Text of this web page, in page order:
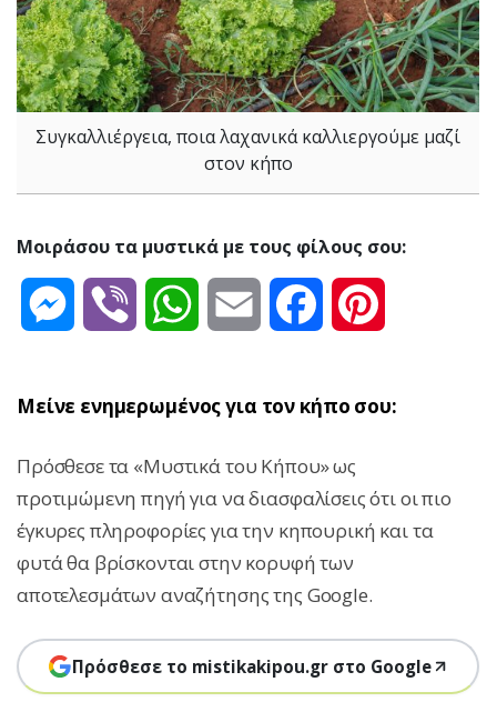
Συγκαλλιέργεια, ποια λαχανικά καλλιεργούμε μαζί
στον κήπο
Μοιράσου τα μυστικά με τους φίλους σου:
Messenger
Viber WhatsAppEmail Facebook
Μείνε ενημερωμένος για τον κήπο σου:
Πρόσθεσε τα «Μυστικά του Κήπου» ως
προτιμώμενη πηγή για να διασφαλίσεις ότι οι πιο
έγκυρες πληροφορίες για την κηπουρική και τα
φυτά θα βρίσκονται στην κορυφή των
αποτελεσμάτων αναζήτησης της Google.
Πρόσθεσε το mistikakipou.gr στο Google